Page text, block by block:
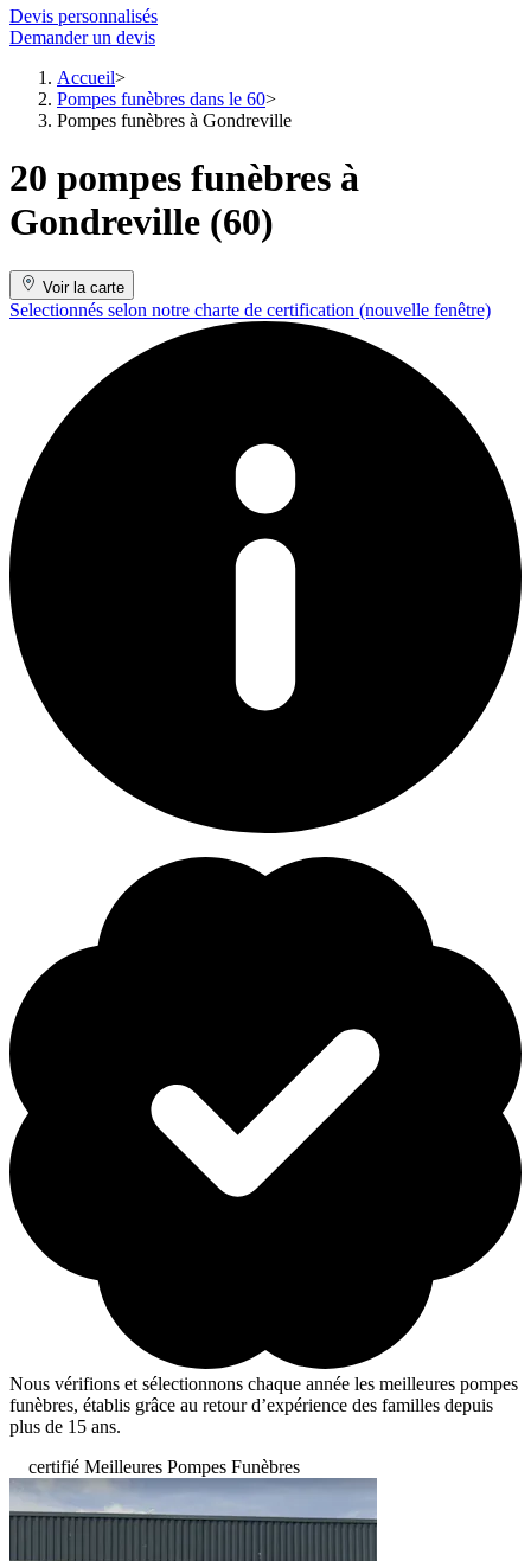
Devis personnalisés
Demander un devis
Accueil
Pompes funèbres dans le 60
Pompes funèbres à Gondreville
20 pompes funèbres à
Gondreville (60)
Voir la carte
Selectionnés selon notre charte de certification (nouvelle fenêtre)
Nous vérifions et sélectionnons chaque année les meilleures pompes
funèbres, établis grâce au retour d’expérience des familles depuis
plus de 15 ans.
certifié Meilleures Pompes Funèbres